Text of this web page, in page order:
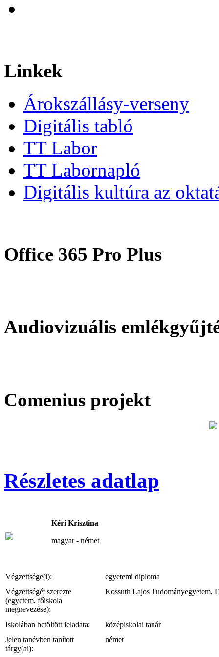
Linkek
Árokszállásy-verseny
Digitális tabló
TT Labor
TT Labornapló
Digitális kultúra az
Office 365 Pro Plus
Audiovizuális
Comenius projekt
Részletes adatlap
Kéri Krisztina
magyar - német
Végzettsége(i):
egyetemi diploma
Végzettségét szerezte
(egyetem, főiskola
megnevezése):
Kossuth Lajos Tudományegyetem,
Iskolában betöltött feladata:
középiskolai tanár
Jelen tanévben tanított
tárgy(ai):
német